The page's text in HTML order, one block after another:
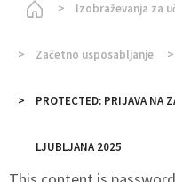
HomepageIzobraževanja za
Začetno usposabljanje
PROTECTED: PRIJAVA NA
LJUBLJANA 2025